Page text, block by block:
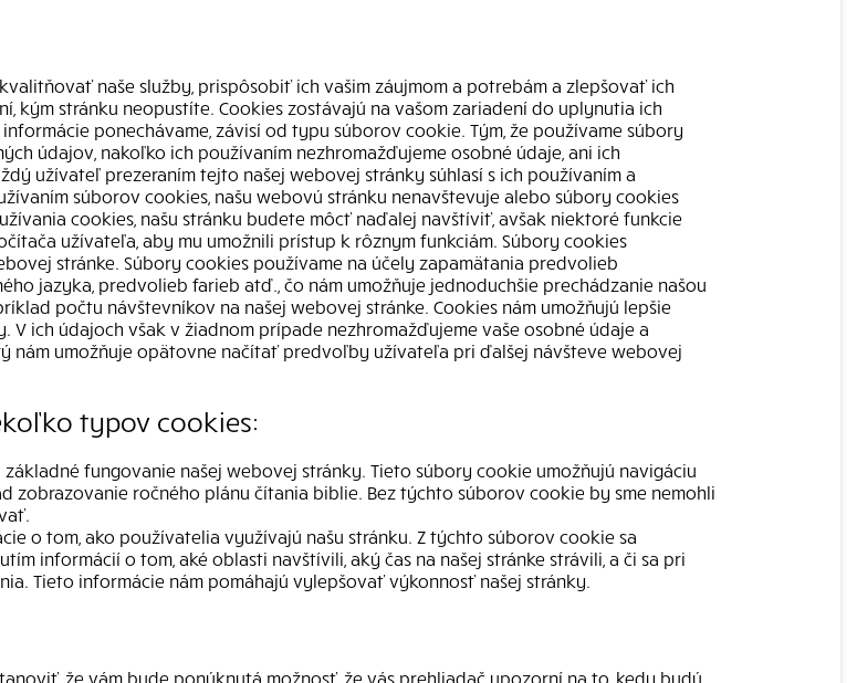
naše služby, prispôsobiť ich vašim záujmom a potrebám a zlepšovať ich
kým stránku neopustíte. Cookies zostávajú na vašom zariadení do uplynutia ich
ponechávame, závisí od typu súborov cookie. Tým, že používame súbory
údajov, nakoľko ich používaním nezhromažďujeme osobné údaje, ani ich
užívateľ prezeraním tejto našej webovej stránky súhlasí s ich používaním a
súborov cookies, našu webovú stránku nenavštevuje alebo súbory cookies
cookies, našu stránku budete môcť naďalej navštíviť, avšak niektoré funkcie
užívateľa, aby mu umožnili prístup k rôznym funkciám. Súbory cookies
stránke. Súbory cookies používame na účely zapamätania predvolieb
jazyka, predvolieb farieb atď., čo nám umožňuje jednoduchšie prechádzanie našou
počtu návštevníkov na našej webovej stránke. Cookies nám umožňujú lepšie
ich údajoch však v žiadnom prípade nezhromažďujeme vaše osobné údaje a
nám umožňuje opätovne načítať predvoľby užívateľa pri ďalšej návšteve webovej
typov cookies:
fungovanie našej webovej stránky. Tieto súbory cookie umožňujú navigáciu
zobrazovanie ročného plánu čítania biblie. Bez týchto súborov cookie by sme nemohli
o tom, ako používatelia využívajú našu stránku. Z týchto súborov cookie sa
informácií o tom, aké oblasti navštívili, aký čas na našej stránke strávili, a či sa pri
Tieto informácie nám pomáhajú vylepšovať výkonnosť našej stránky.
že vám bude ponúknutá možnosť, že vás prehliadač upozorní na to, kedy budú